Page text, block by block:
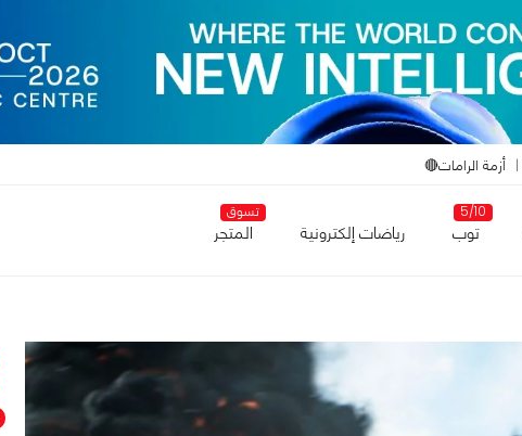
أزمة الرامات🔴
5/10
توب رياضات إلكترونية
تسوق
المتجر